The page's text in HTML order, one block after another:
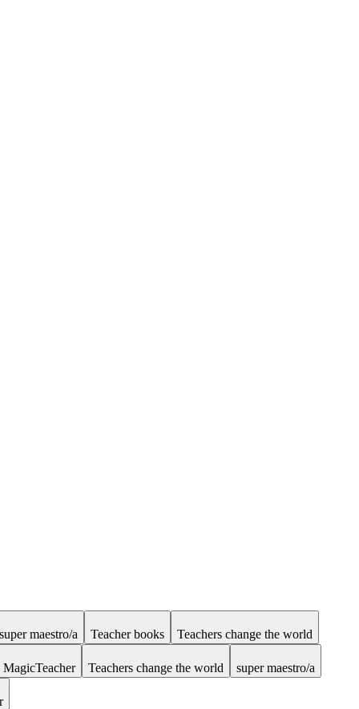
super maestro/a Teacher books Teachers change the world
MagicTeacher Teachers change the world super maestro/a